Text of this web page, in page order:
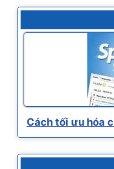
Cách tối ưu hóa